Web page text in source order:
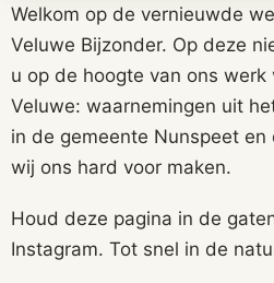
Welkom op de vernieuwde
Veluwe Bijzonder. Op deze
u op de hoogte van ons
Veluwe: waarnemingen uit
in de gemeente Nunspeet
wij ons hard voor maken.
Houd deze pagina in de
Instagram. Tot snel in de